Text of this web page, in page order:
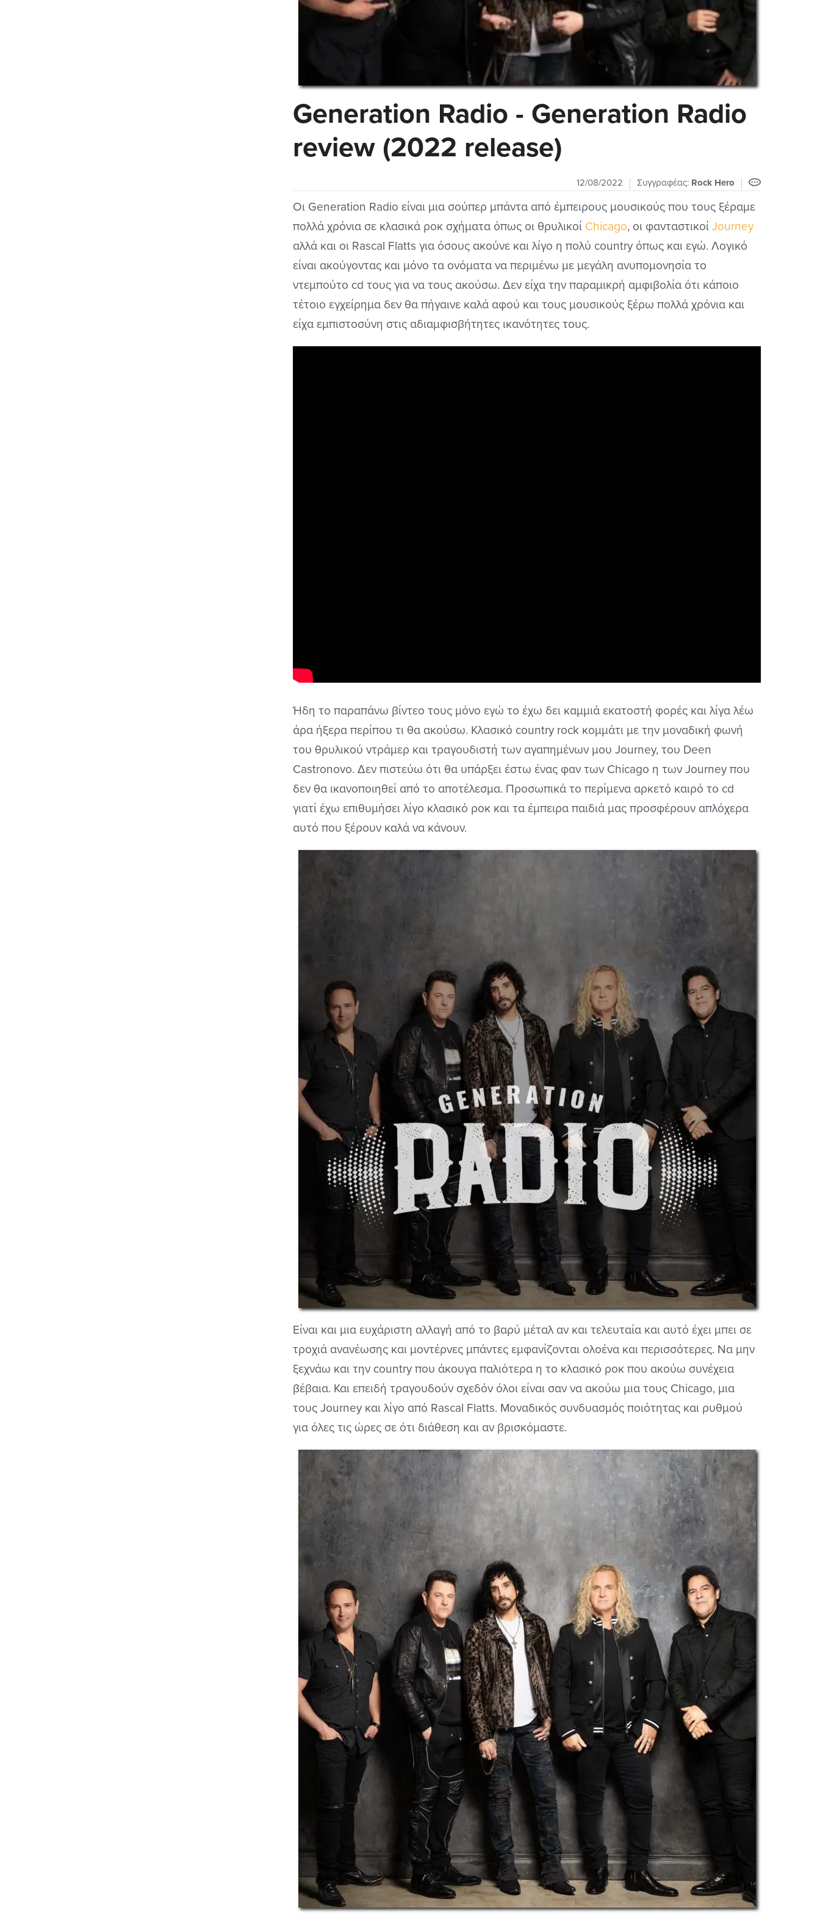
Generation Radio - Generation Radio
review (2022 release)
12/08/2022 Συγγραφέας: Rock Hero
Οι Generation Radio είναι μια σούπερ μπάντα από έμπειρους μουσικούς που τους ξέραμε
πολλά χρόνια σε κλασικά ροκ σχήματα όπως οι θρυλικοί Chicago, οι φανταστικοίJourney
αλλά και οι Rascal Flatts για όσους ακούνε και λίγο η πολύ country όπως και εγώ. Λογικό
είναι ακούγοντας και μόνο τα ονόματα να περιμένω με μεγάλη ανυπομονησία το
ντεμπούτο cd τους για να τους ακούσω. Δεν είχα την παραμικρή αμφιβολία ότι κάποιο
τέτοιο εγχείρημα δεν θα πήγαινε καλά αφού και τους μουσικούς ξέρω πολλά χρόνια και
είχα εμπιστοσύνη στις αδιαμφισβήτητες ικανότητες τους.
Ήδη το παραπάνω βίντεο τους μόνο εγώ το έχω δει καμμιά εκατοστή φορές και λίγα λέω
άρα ήξερα περίπου τι θα ακούσω. Κλασικό country rock κομμάτι με την μοναδική φωνή
του θρυλικού ντράμερ και τραγουδιστή των αγαπημένων μου Journey, του Deen
Castronovo. Δεν πιστεύω ότι θα υπάρξει έστω ένας φαν των Chicago η των Journey που
δεν θα ικανοποιηθεί από το αποτέλεσμα. Προσωπικά το περίμενα αρκετό καιρό το cd
γιατί έχω επιθυμήσει λίγο κλασικό ροκ και τα έμπειρα παιδιά μας προσφέρουν απλόχερα
αυτό που ξέρουν καλά να κάνουν.
Είναι και μια ευχάριστη αλλαγή από το βαρύ μέταλ αν και τελευταία και αυτό έχει μπει σε
τροχιά ανανέωσης και μοντέρνες μπάντες εμφανίζονται ολοένα και περισσότερες. Να μην
ξεχνάω και την country που άκουγα παλιότερα η το κλασικό ροκ που ακούω συνέχεια
βέβαια. Και επειδή τραγουδούν σχεδόν όλοι είναι σαν να ακούω μια τους Chicago, μια
τους Journey και λίγο από Rascal Flatts. Μοναδικός συνδυασμός ποιότητας και ρυθμού
για όλες τις ώρες σε ότι διάθεση και αν βρισκόμαστε.